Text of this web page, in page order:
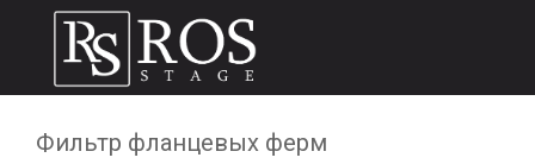
Фильтр фланцевых ферм